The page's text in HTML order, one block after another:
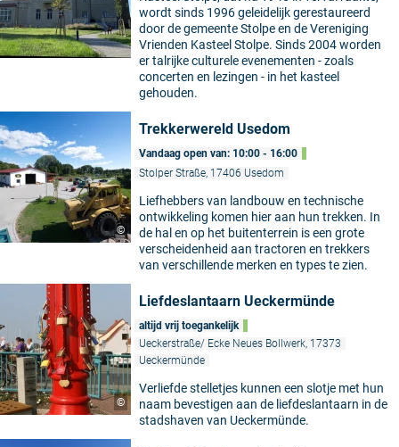
wordt sinds 1996 geleidelijk gerestaureerd
door de gemeente Stolpe en de Vereniging
Vrienden Kasteel Stolpe. Sinds 2004 worden
er talrijke culturele evenementen - zoals
concerten en lezingen - in het kasteel
gehouden.
©
Trekkerwereld Usedom
Vandaag open van: 10:00 - 16:00
Stolper Straße, 17406 Usedom
Liefhebbers van landbouw en technische
ontwikkeling komen hier aan hun trekken. In
de hal en op het buitenterrein is een grote
verscheidenheid aan tractoren en trekkers
van verschillende merken en types te zien.
©
Liefdeslantaarn Ueckermünde
altijd vrij toegankelijk
Ueckerstraße/ Ecke Neues Bollwerk, 17373
Ueckermünde
Verliefde stelletjes kunnen een slotje met hun
naam bevestigen aan de liefdeslantaarn in de
stadshaven van Ueckermünde.